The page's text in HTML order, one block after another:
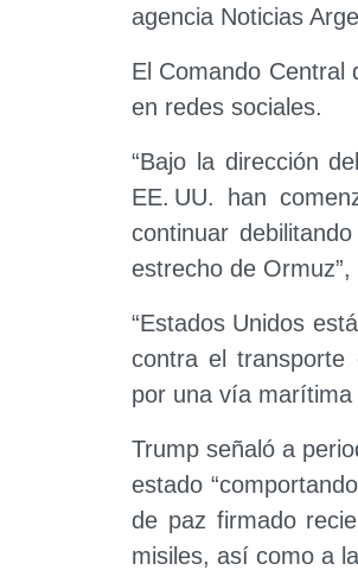
agencia Noticias
El Comando Central
en redes sociales.
“Bajo la dirección
EE. UU. han
continuar
estrecho de
“Estados Unidos
contra el transporte
por una vía marítima
Trump señaló a
estado
de paz firmado
misiles, así como a